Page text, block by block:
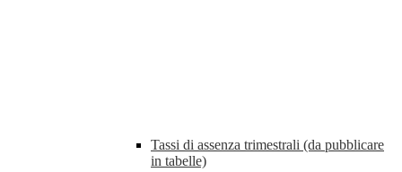
Tassi di assenza trimestrali (da pubblicare
in tabelle)